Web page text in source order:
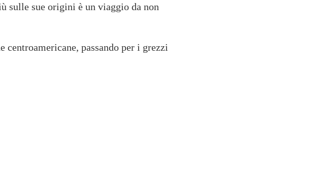
sulle sue origini è un viaggio da non
passando per i grezzi